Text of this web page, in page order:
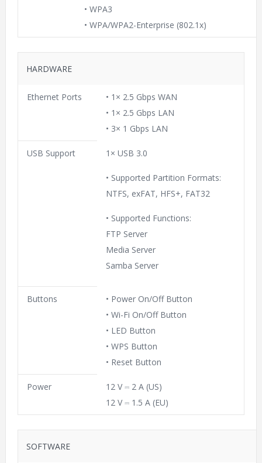
• WPA3
• WPA/WPA2-Enterprise (802.1x)
HARDWARE
Ethernet Ports
• 1× 2.5 Gbps WAN
• 1× 2.5 Gbps LAN
• 3× 1 Gbps LAN
USB Support 1× USB 3.0
• Supported Partition Formats:
NTFS, exFAT, HFS+, FAT32
• Supported Functions:
FTP Server
Media Server
Samba Server
Buttons
• Power On/Off Button
• Wi-Fi On/Off Button
• LED Button
• WPS Button
• Reset Button
Power
12 V ⎓ 2 A (US)
12 V ⎓ 1.5 A (EU)
SOFTWARE